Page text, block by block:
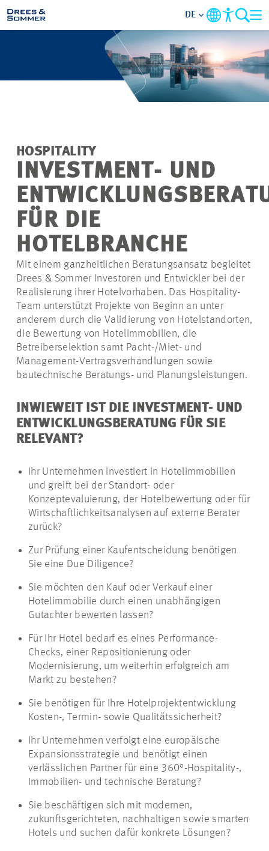
MARKETS
SERVICES
IM FOKUS
KARRIERE
KONTAKT
DE
HOSPITALITY
INVESTMENT- UND
FÜR DIE
HOTELBRANCHE
Mit einem ganzheitlichen Beratungsansatz begleitet
Drees & Sommer Investoren und Entwickler bei der
Realisierung ihrer Hotelvorhaben. Das Hospitality-
Team unterstützt Projekte von Beginn an unter
anderem durch die Validierung von Hotelstandorten,
die Bewertung von Hotelimmobilien, die
Betreiberselektion samt Pacht-/Miet- und
Management-Vertragsverhandlungen sowie
bautechnische Beratungs- und Planungsleistungen.
INWIEWEIT IST DIE INVESTMENT- UND
ENTWICKLUNGSBERATUNG FÜR SIE
RELEVANT?
Ihr Unternehmen investiert in Hotelimmobilien
und greift bei der Standort- oder
Konzeptevaluierung, der Hotelbewertung oder für
Wirtschaftlichkeitsanalysen auf externe Berater
zurück?
Zur Prüfung einer Kaufentscheidung benötigen
Sie eine Due Diligence?
Sie möchten den Kauf oder Verkauf einer
Hotelimmobilie durch einen unabhängigen
Gutachter bewerten lassen?
Für Ihr Hotel bedarf es eines Performance-
Checks, einer Repositionierung oder
Modernisierung, um weiterhin erfolgreich am
Markt zu bestehen?
Sie benötigen für Ihre Hotelprojektentwicklung
Kosten-, Termin- sowie Qualitätssicherheit?
Ihr Unternehmen verfolgt eine europäische
Expansionsstrategie und benötigt einen
verlässlichen Partner für eine 360°-Hospitality-,
Immobilien- und technische Beratung?
Sie beschäftigen sich mit modernen,
zukunftsgerichteten, nachhaltigen sowie smarten
Hotels und suchen dafür konkrete Lösungen?